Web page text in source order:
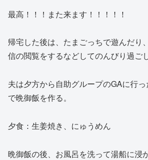
最高！！！また来ます！！！！！
帰宅した後は、たまごっちで遊んだり
信の閲覧をするなどしてのんびり過ごし
夫は夕方から自助グループのGAに行
で晩御飯を作る。
夕食：生姜焼き、にゅうめん
晩御飯の後、お風呂を洗って湯船に浸